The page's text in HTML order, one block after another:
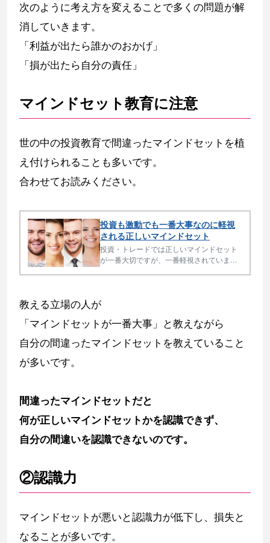
次のように考え方を変えることで多くの問題が解
消していきます。
「利益が出たら誰かのおかげ」
「損が出たら自分の責任」
マインドセット教育に注意
世の中の投資教育で間違ったマインドセットを植
え付けられることも多いです。
合わせてお読みください。
投資も激動でも一番大事なのに軽視
される正しいマインドセット
投資・トレードでは正しいマインドセット
が一番大切ですが、一番軽視されていま
教える立場の人が
「マインドセットが一番大事」と教えながら
自分の間違ったマインドセットを教えていること
が多いです。
間違ったマインドセットだと
何が正しいマインドセットかを認識できず、
自分の間違いを認識できないのです。
②認識力
マインドセットが悪いと認識力が低下し、損失と
なることが多いです。